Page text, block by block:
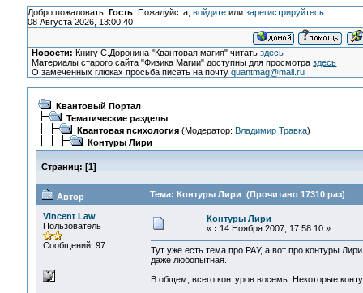
Добро пожаловать, Гость. Пожалуйста, войдитеили зарегистрируйтесь.
08 Августа 2026, 13:00:40
Новости: Книгу С.Доронина "Квантовая магия" читатьздесь
Материалы старого сайта "Физика Магии" доступны для просмотраздесь
О замеченных глюках просьба писать на почтуquantmag@mail.ru
Квантовый Портал
Тематические разделы
Квантовая психология(Модератор: Владимир Травка)
Контуры Лири
Страниц: [1]
Автор Тема: Контуры Лири (Прочитано 17310 раз)
Vincent Law
Пользователь
Сообщений: 97
Контуры Лири
« : 14 Ноября 2007, 17:58:10 »
Тут уже есть тема про РАУ, а вот про контуры
даже любопытная.
В общем, всего контуров восемь. Некоторые